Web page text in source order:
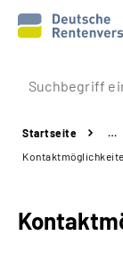
Prävention
Reha
Startseite
…